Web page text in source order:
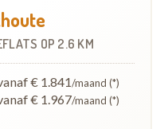
OP 2.6 KM
€ 1.841/maand (*)
€ 1.967/maand (*)